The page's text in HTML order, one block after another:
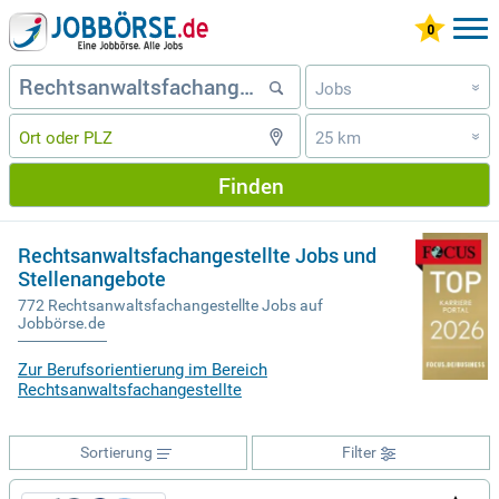
Jobs »
25 km »
Finden
Rechtsanwaltsfachangestellte Jobs und
Stellenangebote
772 Rechtsanwaltsfachangestellte Jobs auf
Jobbörse.de
Zur Berufsorientierung im Bereich
Rechtsanwaltsfachangestellte
Filter
Sortierung